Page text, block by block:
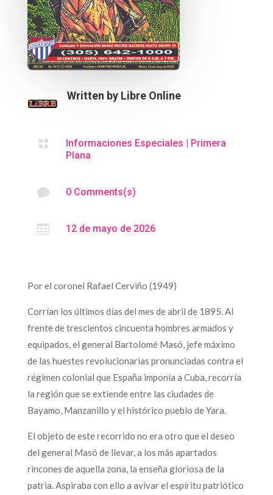
Written by Libre Online
 Informaciones Especiales | Primera
Plana
 0 Comments(s)
 12 de mayo de 2026
Por el coronel Rafael Cerviño (1949)
Corrían los últimos días del mes de abril de 1895. Al
frente de trescientos cincuenta hombres armados y
equipados, el general Bartolomé Masó, jefe máximo
de las huestes revolucionarias pronunciadas contra el
régimen colonial que España imponía a Cuba, recorría
la región que se extiende entre las ciudades de
Bayamo, Manzanillo y el histórico pueblo de Yara.
El objeto de este recorrido no era otro que el deseo
del general Masó de llevar, a los más apartados
rincones de aquella zona, la enseña gloriosa de la
patria. Aspiraba con ello a avivar el espíritu patriótico